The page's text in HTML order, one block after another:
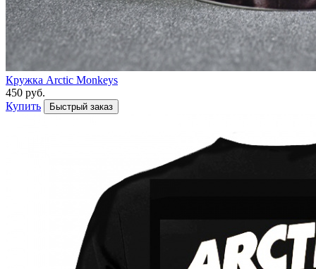
Кружка Arctic Monkeys
450 руб.
Купить
Быстрый заказ